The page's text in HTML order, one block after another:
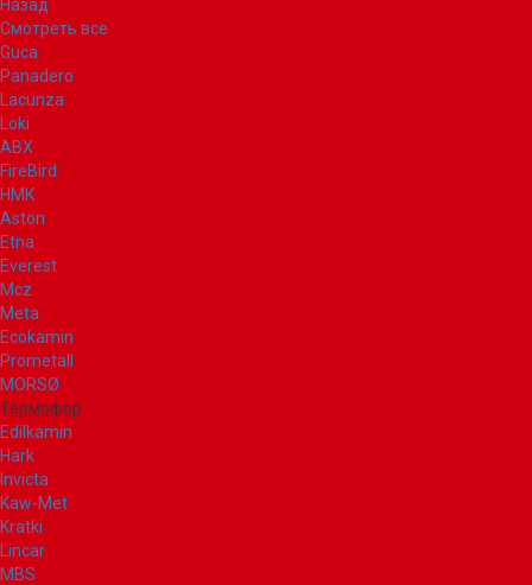
Назад
Смотреть все
Guca
Panadero
Lacunza
Loki
ABX
FireBird
НМК
Aston
Etna
Everest
Mcz
Meta
Ecokamin
Prometall
MORSØ
Термофор
Edilkamin
Hark
Invicta
Kaw-Met
Kratki
Lincar
MBS